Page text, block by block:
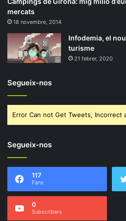
mercats
18 novembre, 2014
Infodemia, el
turisme
21 febrer, 2020
Segueix-nos
Error Can not Get Tweets, Incorrect
Segueix-nos
117
Fans
0
Subscribers